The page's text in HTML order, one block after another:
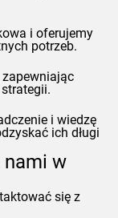
i oferujemy
potrzeb.
i wiedzę
ich długi
nami w
się z